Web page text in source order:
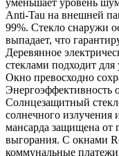
Anti-Tau на внешней
99%. Стекло снаружи
выпадает, что
Деревянное
стеклами подходит
Окно превосходно
Энергоэффективность
Солнцезащитный
солнечного излучения
мансарда защищена от
выгорания. С окнами
коммунальные